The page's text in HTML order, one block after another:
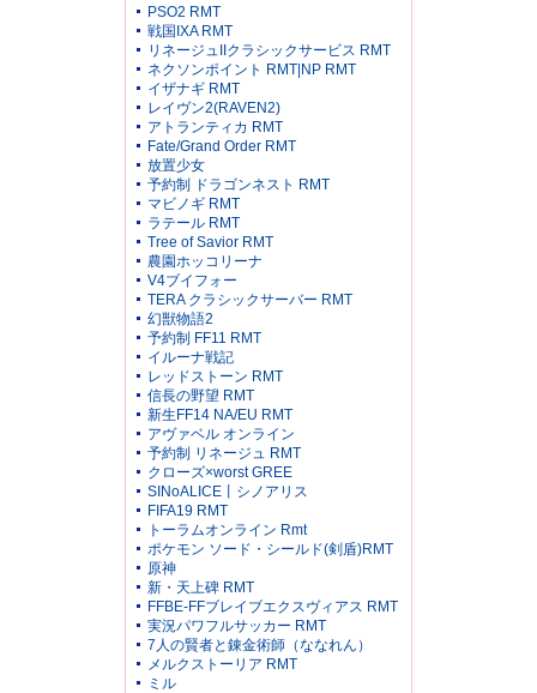
PSO2 RMT
戦国IXA RMT
リネージュIIクラシックサービス RMT
ネクソンポイント RMT|NP RMT
イザナギ RMT
レイヴン2(RAVEN2)
アトランティカ RMT
Fate/Grand Order RMT
放置少女
予約制 ドラゴンネスト RMT
マビノギ RMT
ラテール RMT
Tree of Savior RMT
農園ホッコリーナ
V4ブイフォー
TERA クラシックサーバー RMT
幻獣物語2
予約制 FF11 RMT
イルーナ戦記
レッドストーン RMT
信長の野望 RMT
新生FF14 NA/EU RMT
アヴァベル オンライン
予約制 リネージュ RMT
クローズ×worst GREE
SINoALICE丨シノアリス
FIFA19 RMT
トーラムオンライン Rmt
ポケモン ソード・シールド(剣盾)RMT
原神
新・天上碑 RMT
FFBE-FFブレイブエクスヴィアス RMT
実況パワフルサッカー RMT
7人の賢者と錬金術師（ななれん）
メルクストーリア RMT
ミル